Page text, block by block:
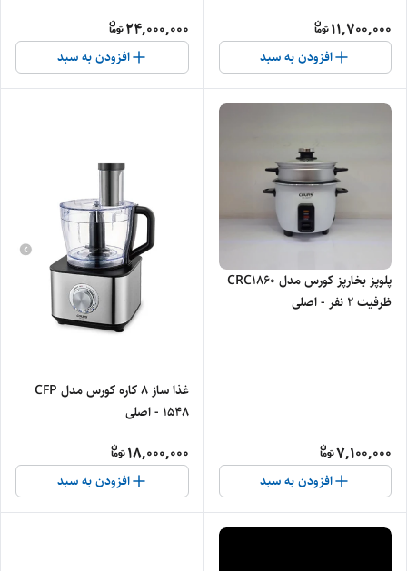
11,700,000
افزودن به سبد
24,000,000
افزودن به سبد
پلوپز بخارپز کورس مدل CRC1860
ظرفیت ۲ نفر - اصلی
7,100,000
افزودن به سبد
غذا ساز 8 کاره کورس مدل CFP
1548 - اصلی
18,000,000
افزودن به سبد